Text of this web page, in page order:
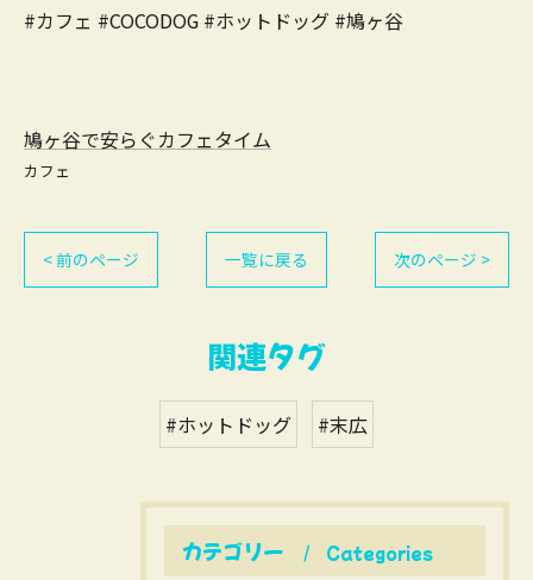
#カフェ #COCODOG #ホットドッグ #鳩ヶ谷
鳩ヶ谷で安らぐカフェタイム
カフェ
< 前のページ 一覧に戻る 次のページ >
関連タグ
#ホットドッグ #末広
カテゴリー Categories